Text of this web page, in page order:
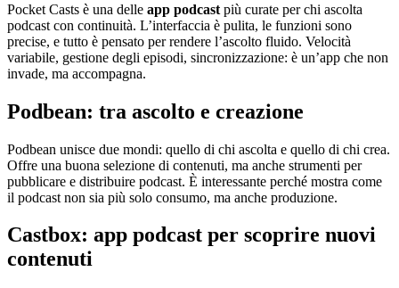
Pocket Casts è una delle app podcast più curate per chi ascolta
podcast con continuità. L’interfaccia è pulita, le funzioni sono
precise, e tutto è pensato per rendere l’ascolto fluido. Velocità
variabile, gestione degli episodi, sincronizzazione: è un’app che non
invade, ma accompagna.
Podbean: tra ascolto e creazione
Podbean unisce due mondi: quello di chi ascolta e quello di chi crea.
Offre una buona selezione di contenuti, ma anche strumenti per
pubblicare e distribuire podcast. È interessante perché mostra come
il podcast non sia più solo consumo, ma anche produzione.
Castbox: app podcast per scoprire nuovi
contenuti